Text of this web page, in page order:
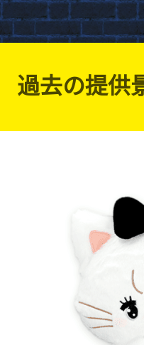
過去の提供